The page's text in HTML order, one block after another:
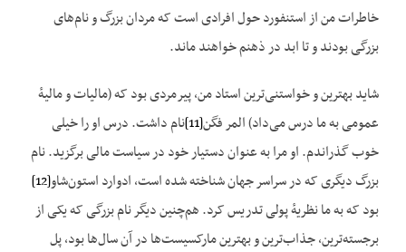
خاطرات من از استنفورد حول افرادی است که مردان بزرگ و نام‌های
بزرگی بودند و تا ابد در ذهنم خواهند ماند.
شاید بهترین و خواستنی‌ترین استاد من، پیرمردی بود که (مالیات و مالیهٔ
عمومی به ما درس می‌داد) المر فگن[11]
نام داشت. درس او را خیلی
خوب گذراندم. او مرا به عنوان دستیار خود در سیاست مالی برگزید. نام
بزرگ دیگری که در سراسر جهان شناخته شده است، ادوارد استون‌شاو[12]
بود که به ما نظریهٔ پولی تدریس کرد. هم‌چنین دیگر نام بزرگی که یکی از
برجسته‌ترین، جذاب‌ترین و بهترین مارکسیست‌ها در آن‌ سال‌ها بود، پل